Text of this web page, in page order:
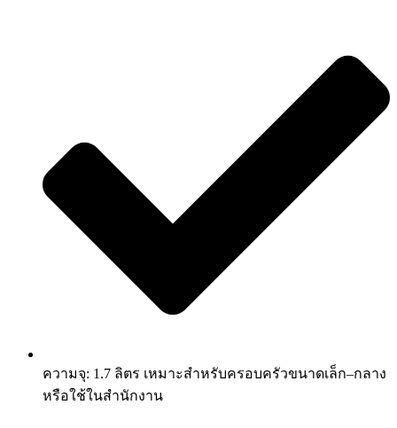
ความจุ: 1.7 ลิตร เหมาะสำหรับครอบครัวขนาดเล็ก–กลาง
หรือใช้ในสำนักงาน